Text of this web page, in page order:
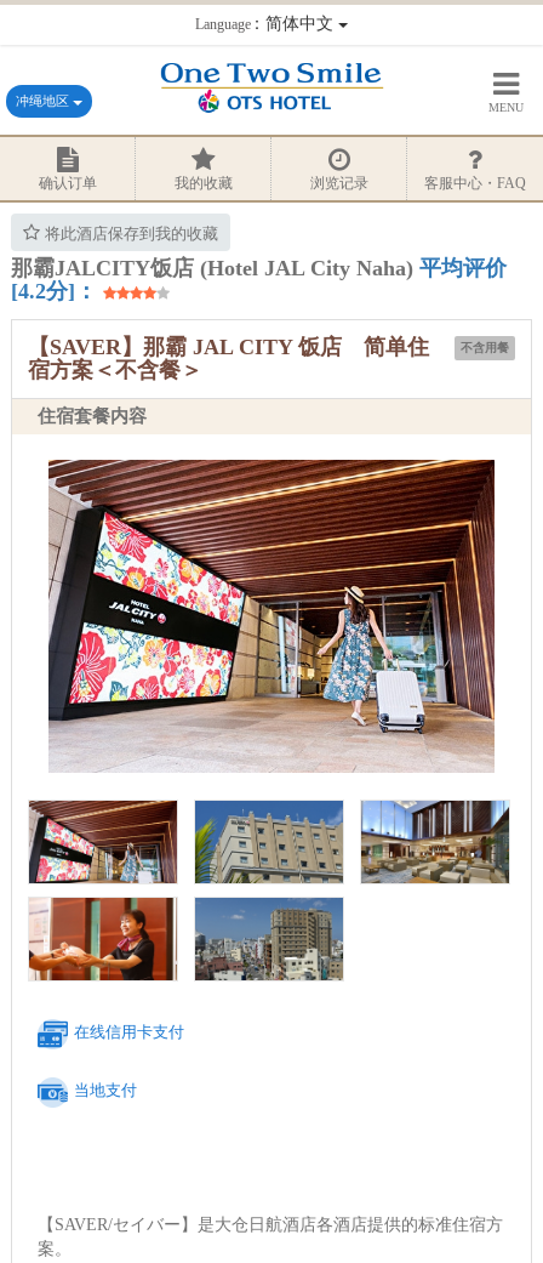
Language：简体中文
冲绳地区 MENU
确认订单 我的收藏 浏览记录 客服中心・FAQ
将此酒店保存到我的收藏
那霸JALCITY饭店 (Hotel JAL City Naha) 平均评价
[4.2分]：
不含用餐
【SAVER】那霸 JAL CITY 饭店 简单住
宿方案＜不含餐＞
住宿套餐内容
在线信用卡支付
当地支付
【SAVER/セイバー】是大仓日航酒店各酒店提供的标准住宿方
案。